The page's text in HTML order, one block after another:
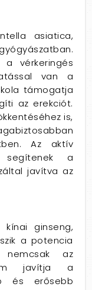
asiatica,
vérkeringés
van a
támogatja
az erekciót.
is,
Az aktív
segítenek a
javítva az
ginseng,
a potencia
az
javítja a
és erősebb